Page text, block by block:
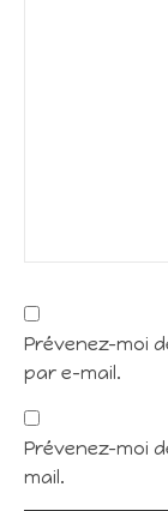
Prévenez-moi
par e-mail.
Prévenez-moi
mail.